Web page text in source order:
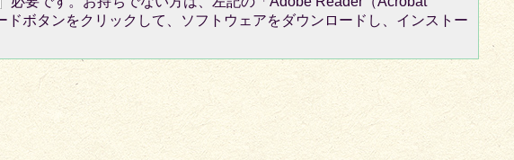
ドボタンをクリックして、ソフトウェアをダウンロードし、インストー